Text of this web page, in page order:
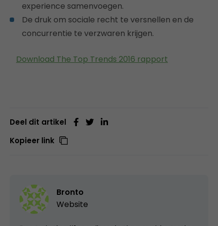
experience samenvoegen.
De druk om sociale recht te versnellen en de
concurrentie te verzwaren krijgen.
Download The Top Trends 2016 rapport
Deel dit artikel
Kopieer link
Bronto
Website